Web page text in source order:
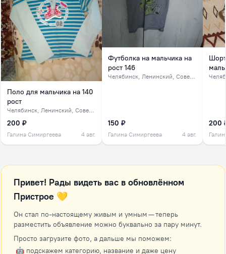
Поло для мальчика на 140
рост
Челябинск , Ленинский, Советский, северок
200 ₽
Галина Симиргеева 4 авг.
Футболка на мальчика на
рост 146
Челябинск, Ленинский, Советский, северок
150 ₽
Галина Симиргеева 4 авг.
200
Привет! Рады видеть вас в обновлённом
Пристрое 💛
Он стал по-настоящему живым и умным — теперь
разместить объявление можно буквально за пару минут.
Просто загрузите фото, а дальше мы поможем:
🤖 подскажем категорию, название и даже цену